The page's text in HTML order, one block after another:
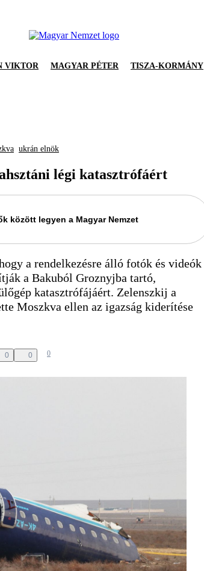
VIKTOR MAGYAR PÉTER TISZA-KORMÁNY
ukrán elnök
légi katasztrófáért
között legyen a Magyar Nemzet
a rendelkezésre álló fotók és videók
a Bakuból Groznyjba tartó,
katasztrófájáért. Zelenszkij a
Moszkva ellen az igazság kiderítése
0 0 0